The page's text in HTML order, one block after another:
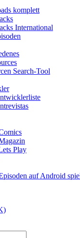
komplett
International
Search-Tool
Play
auf Android